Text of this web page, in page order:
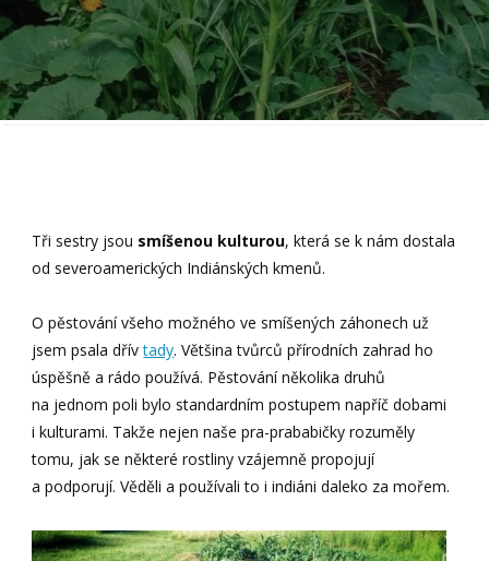
Tři sestry jsou smíšenou kulturou, která se k nám dostala
od severoamerických Indiánských kmenů.
O pěstování všeho možného ve smíšených záhonech už
jsem psala dřívtady. Většina tvůrců přírodních zahrad ho
úspěšně a rádo používá. Pěstování několika druhů
na jednom poli bylo standardním postupem napříč dobami
i kulturami. Takže nejen naše pra-prababičky rozuměly
tomu, jak se některé rostliny vzájemně propojují
a podporují. Věděli a používali to i indiáni daleko za mořem.